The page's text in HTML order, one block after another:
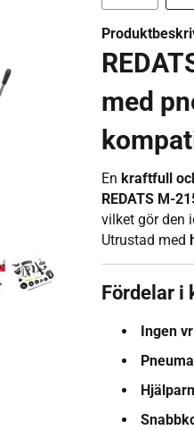
med
En kraftfull
REDATS M-
vilket gör den
Utrustad med
Fördelar i
Ingen